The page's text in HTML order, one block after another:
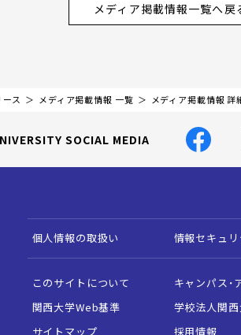
メディア掲載情報一覧へ戻
ス メディア掲載情報 一覧 メディア掲載情報 詳
SOCIAL MEDIA
個人情報の取扱い 情報セキュ
このサイトについて
キャンパス・
関西大学Web基準
学校法人関
サイトマップ
採用情報